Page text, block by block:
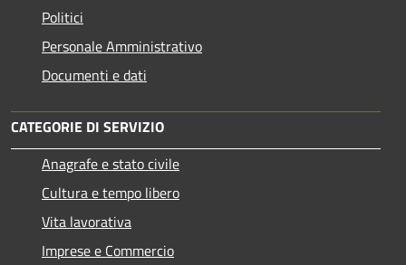
Politici
Personale Amministrativo
Documenti e dati
CATEGORIE DI SERVIZIO
Anagrafe e stato civile
Cultura e tempo libero
Vita lavorativa
Imprese e Commercio